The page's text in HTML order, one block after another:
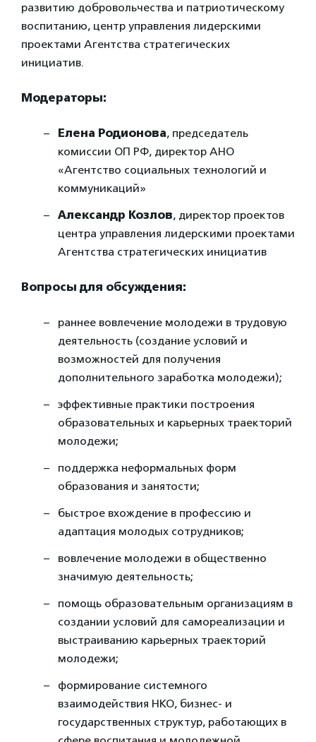
развитию добровольчества и патриотическому
воспитанию, центр управления лидерскими
проектами Агентства стратегических
инициатив.
Модераторы:
Елена Родионова, председатель
комиссии ОП РФ, директор АНО
«Агентство социальных технологий и
коммуникаций»
Александр Козлов, директор проектов
центра управления лидерскими проектами
Агентства стратегических инициатив
Вопросы для обсуждения:
раннее вовлечение молодежи в трудовую
деятельность (создание условий и
возможностей для получения
дополнительного заработка молодежи);
эффективные практики построения
образовательных и карьерных траекторий
молодежи;
поддержка неформальных форм
образования и занятости;
быстрое вхождение в профессию и
адаптация молодых сотрудников;
вовлечение молодежи в общественно
значимую деятельность;
помощь образовательным организациям в
создании условий для самореализации и
выстраиванию карьерных траекторий
молодежи;
формирование системного
взаимодействия НКО, бизнес- и
государственных структур, работающих в